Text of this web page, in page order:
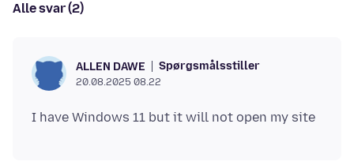
Alle svar (2)
ALLEN DAWE Spørgsmålsstiller
20.08.2025 08.22